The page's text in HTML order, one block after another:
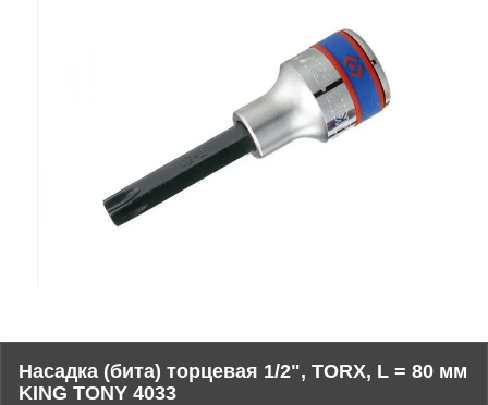
Насадка (бита) торцевая 1/2", TORX, L = 80 мм
KING TONY 4033